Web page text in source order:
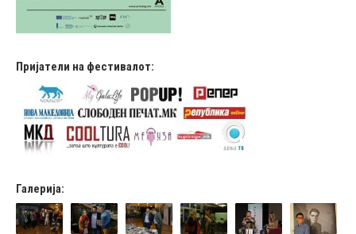
Пријатели на фестивалот:
Галерија: